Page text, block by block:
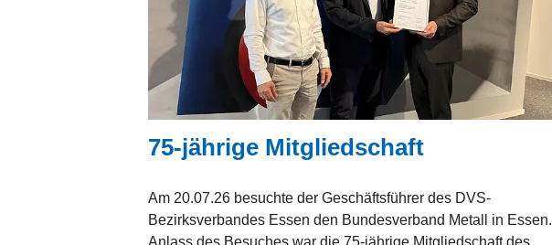
75-jährige Mitgliedschaft
Am 20.07.26 besuchte der Geschäftsführer des DVS-
Bezirksverbandes Essen den Bundesverband Metall in Essen.